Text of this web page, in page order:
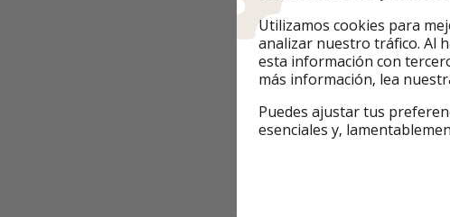
Info y reserva
Utilizamos cookies para
analizar nuestro tráfico. Al
esta información con
más información, lea
Puedes ajustar tus
esenciales y,